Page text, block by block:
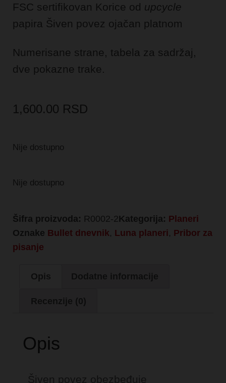
FSC sertifikovan Korice od upcycle
papira Šiven povez ojačan platnom
Numerisane strane, tabela za sadržaj,
dve pokazne trake.
1,600.00 RSD
Nije dostupno
Nije dostupno
Šifra proizvoda: R0002-2Kategorija: Planeri
Oznake Bullet dnevnik, Luna planeri, Pribor za
pisanje
Opis
Opis
Šiven povez obezbeđuje